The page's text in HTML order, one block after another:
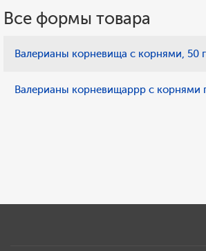
Все формы товара
Валерианы корневища с корнями, 50 г
Валерианы корневищаррр с корнями